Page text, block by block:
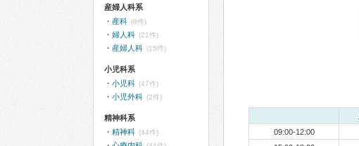
09:00-12:00
産婦人科系
産科 (8件)
婦人科 (21件)
産婦人科 (15件)
小児科系
小児科 (47件)
小児外科 (2件)
精神科系
精神科 (44件)